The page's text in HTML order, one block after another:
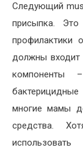
Следующий
присыпка.
профилактики
должны входит
компоненты
многие мамы
средства.